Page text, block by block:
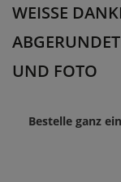
WEISSE
ND FOTO
Bestelle ganz